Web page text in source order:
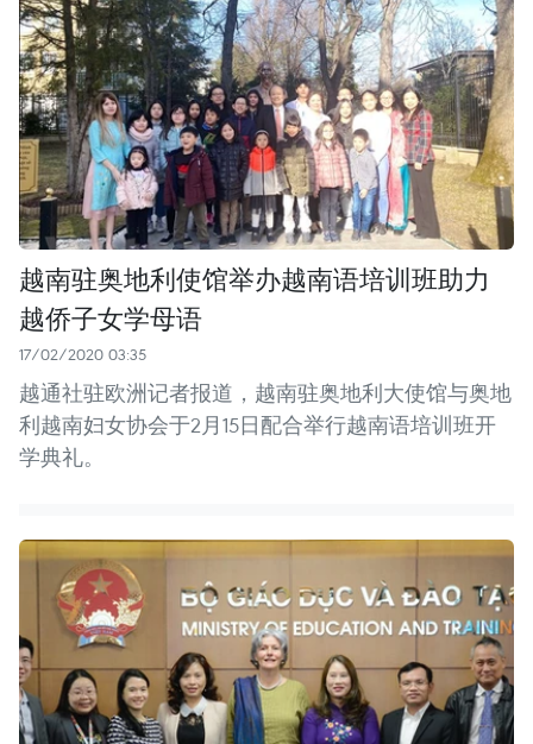
越南驻奥地利使馆举办越南语培训班助力
越侨子女学母语
17/02/2020 03:35
越通社驻欧洲记者报道，越南驻奥地利大使馆与奥地
利越南妇女协会于2月15日配合举行越南语培训班开
学典礼。